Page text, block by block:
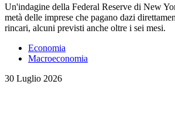
Un'indagine della Federal Reserve di New
metà delle imprese che pagano dazi
rincari, alcuni previsti anche oltre i sei mesi.
Economia
Macroeconomia
30 Luglio 2026